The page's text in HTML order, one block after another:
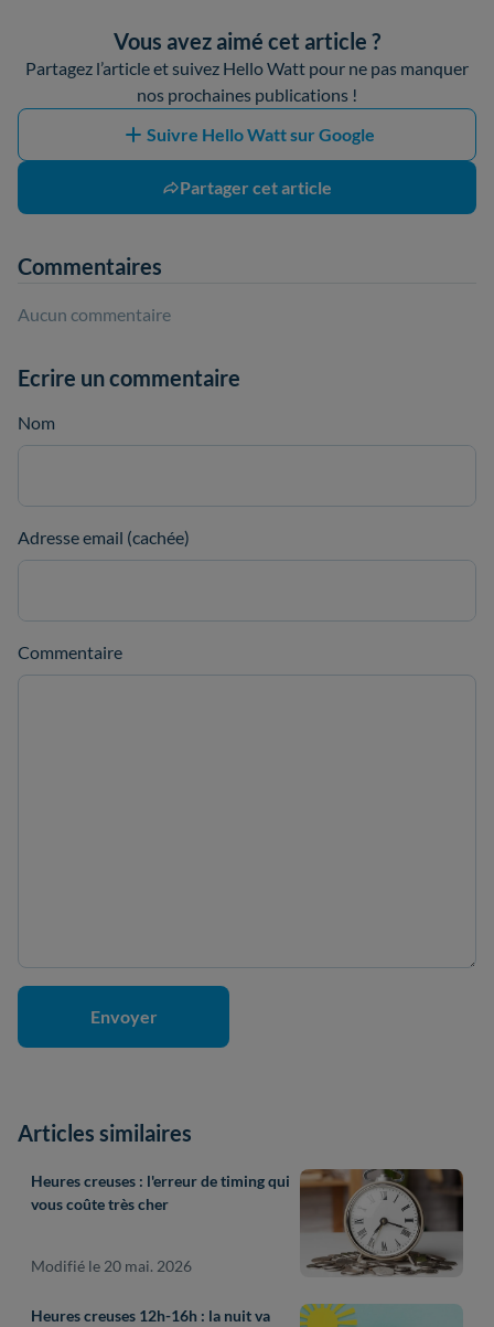
Vous avez aimé cet article ?
Partagez l’article et suivez Hello Watt pour ne pas manquer
nos prochaines publications !
Suivre Hello Watt sur Google
Partager cet article
Commentaires
Aucun commentaire
Ecrire un commentaire
Nom
Adresse email (cachée)
Commentaire
Articles similaires
Heures creuses : l'erreur de timing qui
vous coûte très cher
Modifié le 20 mai. 2026
Heures creuses 12h-16h : la nuit va